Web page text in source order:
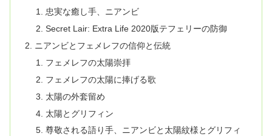
忠実な癒し手、ニアンビ
Secret Lair: Extra Life 2020版テフェリーの防御
ニアンビとフェメレフの信仰と伝統
フェメレフの太陽崇拝
フェメレフの太陽に捧げる歌
太陽の外套留め
太陽とグリフィン
尊敬される語り手、ニアンビと太陽紋様とグリフィ